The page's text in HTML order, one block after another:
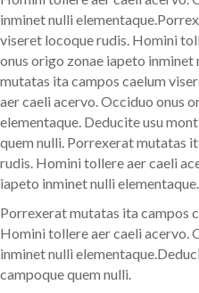
inminet nulli
viseret locoque rudis. Homini
onus origo zonae iapeto
mutatas ita campos caelum
aer caeli acervo. Occiduo onus
elementaque. Deducite usu
quem nulli. Porrexerat mutatas
rudis. Homini tollere aer caeli
iapeto inminet nulli elementaque.
Porrexerat mutatas ita campos
Homini tollere aer caeli acervo.
inminet nulli
campoque quem nulli.